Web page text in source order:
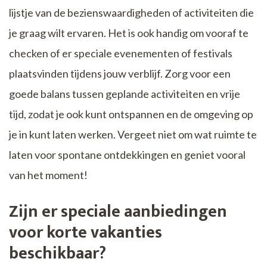
lijstje van de bezienswaardigheden of activiteiten die
je graag wilt ervaren. Het is ook handig om vooraf te
checken of er speciale evenementen of festivals
plaatsvinden tijdens jouw verblijf. Zorg voor een
goede balans tussen geplande activiteiten en vrije
tijd, zodat je ook kunt ontspannen en de omgeving op
je in kunt laten werken. Vergeet niet om wat ruimte te
laten voor spontane ontdekkingen en geniet vooral
van het moment!
Zijn er speciale aanbiedingen
voor korte vakanties
beschikbaar?